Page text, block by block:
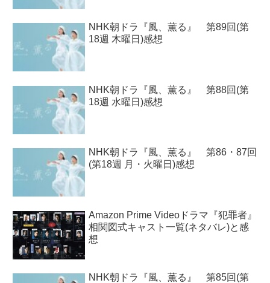
NHK朝ドラ『風、薫る』 第89回(第
18週 木曜日)感想
NHK朝ドラ『風、薫る』 第88回(第
18週 水曜日)感想
NHK朝ドラ『風、薫る』 第86・87回
(第18週 月・火曜日)感想
Amazon Prime Videoドラマ『犯罪者』
相関図式キャスト一覧(ネタバレ)と感
想
NHK朝ドラ『風、薫る』 第85回(第